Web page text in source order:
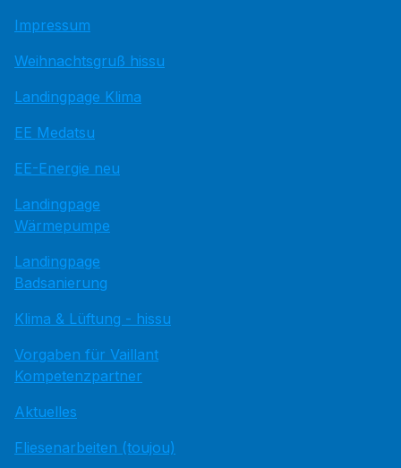
Impressum
Weihnachtsgruß hissu
Landingpage Klima
EE Medatsu
EE-Energie neu
Landingpage
Wärmepumpe
Landingpage
Badsanierung
Klima & Lüftung - hissu
Vorgaben für Vaillant
Kompetenzpartner
Aktuelles
Fliesenarbeiten (toujou)